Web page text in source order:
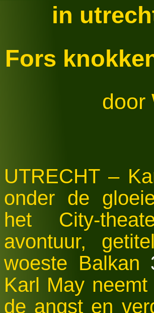
in
Fors
door
UTRECHT –
onder de
het City-
avontuur,
woeste Balkan
Karl May
de angst en